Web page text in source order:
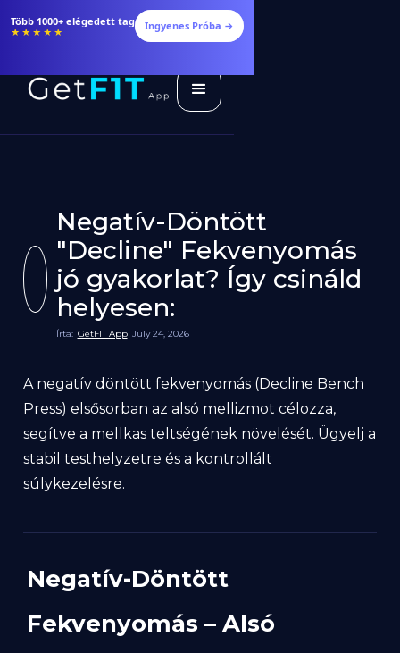
Több 1000+ elégedett tag
★★★★★ Ingyenes Próba →
Negatív-Döntött
"Decline" Fekvenyomás
jó gyakorlat? Így csináld
helyesen:
Írta: GetFIT App July 24, 2026
A negatív döntött fekvenyomás (Decline Bench
Press) elsősorban az alsó mellizmot célozza,
segítve a mellkas teltségének növelését. Ügyelj a
stabil testhelyzetre és a kontrollált
súlykezelésre.
Negatív-Döntött
Fekvenyomás – Alsó